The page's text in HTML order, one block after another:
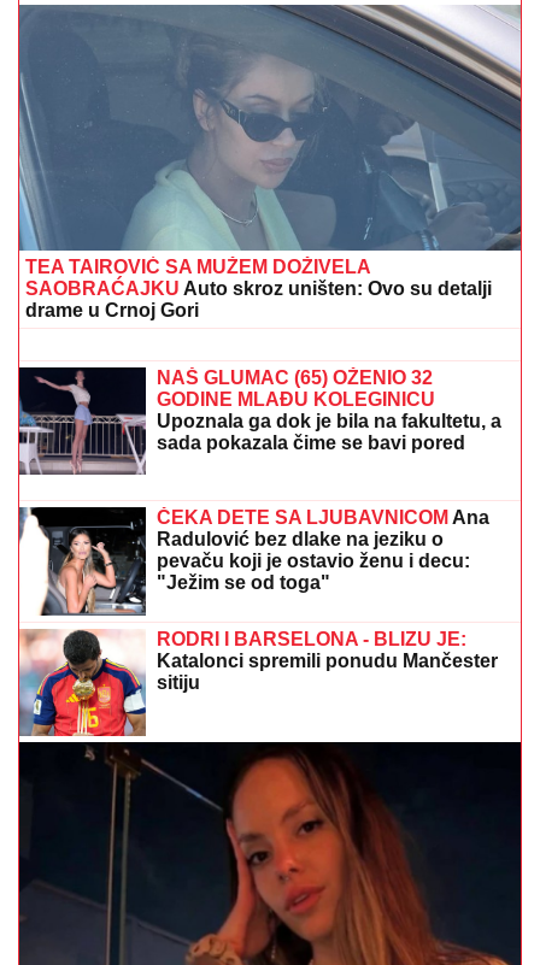
"IMAO JE NAPADE, TREBALO SE IZBORITI SA TIM"
Pevačica zbog unuka sa autizmom otišla da živi na
selo, pa morala da donese najtežu odluku: "Postao je
agresivan"
PREKID CRNE SERIJE PRESTONA:
Duel nekadašnjih šampiona Engleske
pun neizvesnosti
"STANIJA, DA NEMAŠ MOŽDA
SUTLIJAŠ?"Pobednica Elite ostala
zatečena pitanjem, o NJENOJ
SKINULA SE ANA SEVIĆUkrstila bikini, pa mamila
poglede na plaži: Ovakvu je retko viđamo (Foto)
POLICAJCI UPALI U KUĆU U
Pronašli gomilu predmeta, a kada su
ugledali OVO odmah je usledilo
hapšenje
ANELI DOBILA PREPISKE FILIPA I
JOVANE CVIJANOVIĆ
Odmah se
oglasila: "Sve dođe do mene", evo da
li je kontaktirala Đukića